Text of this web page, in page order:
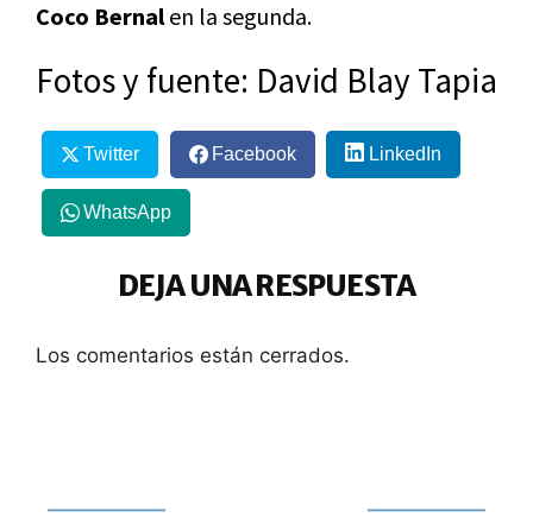
Coco Bernalen la segunda.
Fotos y fuente: David Blay Tapia
Twitter Facebook LinkedIn
WhatsApp
DEJA UNA RESPUESTA
Los comentarios están cerrados.